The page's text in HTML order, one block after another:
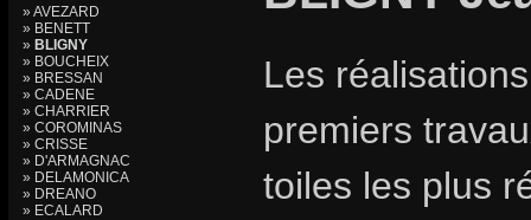
» AVEZARD
» BENETT
» BLIGNY
» BOUCHEIX
» BRESSAN
» CADENE
» CHARRIER
» COROMINAS
» CRISSE
» D'ARMAGNAC
» DELAMONICA
» DREANO
» ECALARD
Les
premiers
toiles les plus